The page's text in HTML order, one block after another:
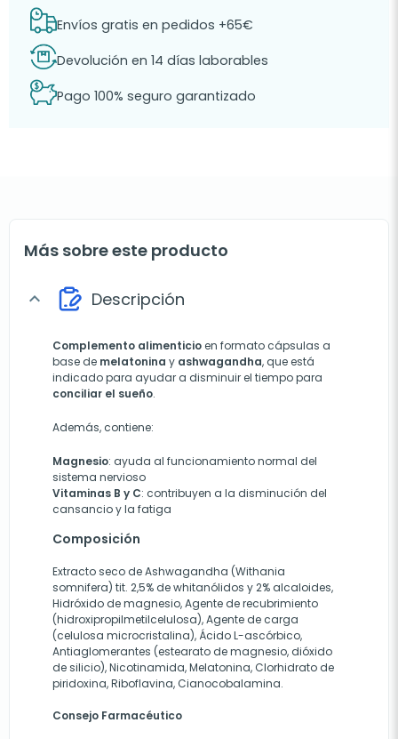
Envíos gratis en pedidos +65€
Devolución en 14 días laborables
Pago 100% seguro garantizado
Más sobre este producto
expand_more Descripción
Complemento alimenticioen formato cápsulas a
base de melatonina y ashwagandha, que está
indicado para ayudar a disminuir el tiempo para
conciliar el sueño.
Además, contiene:
Magnesio: ayuda al funcionamiento normal del
sistema nervioso
Vitaminas B y C: contribuyen a la disminución del
cansancio y la fatiga
Composición
Extracto seco de Ashwagandha (Withania
somnifera) tit. 2,5% de whitanólidos y 2% alcaloides,
Hidróxido de magnesio, Agente de recubrimiento
(hidroxipropilmetilcelulosa), Agente de carga
(celulosa microcristalina), Ácido L-ascórbico,
Antiaglomerantes (estearato de magnesio, dióxido
de silicio), Nicotinamida, Melatonina, Clorhidrato de
piridoxina, Riboflavina, Cianocobalamina.
Consejo Farmacéutico